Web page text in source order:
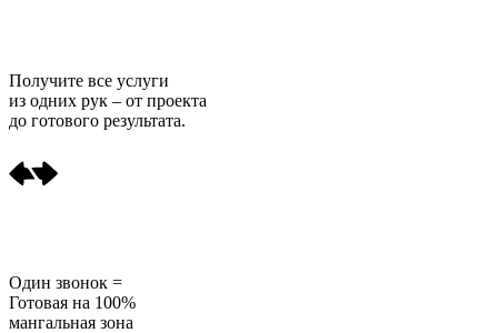
Получите все услуги
из одних рук – от проекта
до готового результата.
Один звонок =
Готовая на 100%
мангальная зона